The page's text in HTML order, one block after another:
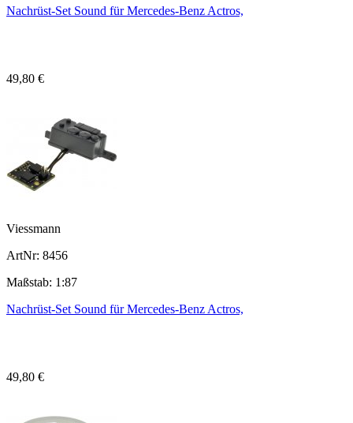
Nachrüst-Set Sound für Mercedes-Benz Actros,
49,80 €
Viessmann
ArtNr: 8456
Maßstab: 1:87
Nachrüst-Set Sound für Mercedes-Benz Actros,
49,80 €